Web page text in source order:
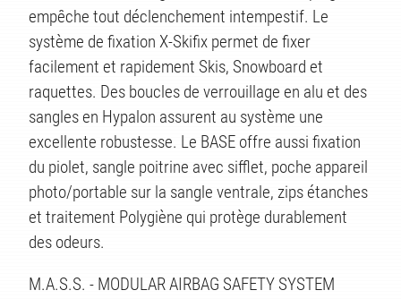
empêche tout déclenchement intempestif. Le
système de fixation X-Skifix permet de fixer
facilement et rapidement Skis, Snowboard et
raquettes. Des boucles de verrouillage en alu et des
sangles en Hypalon assurent au système une
excellente robustesse. Le BASE offre aussi fixation
du piolet, sangle poitrine avec sifflet, poche appareil
photo/portable sur la sangle ventrale, zips étanches
et traitement Polygiène qui protège durablement
des odeurs.
M.A.S.S. - MODULAR AIRBAG SAFETY SYSTEM